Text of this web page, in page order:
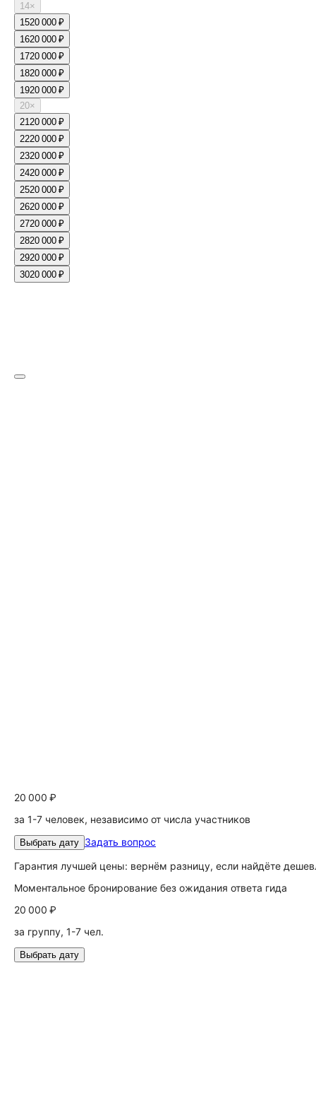
14×
1520 000 ₽
1620 000 ₽
1720 000 ₽
1820 000 ₽
1920 000 ₽
20×
2120 000 ₽
2220 000 ₽
2320 000 ₽
2420 000 ₽
2520 000 ₽
2620 000 ₽
2720 000 ₽
2820 000 ₽
2920 000 ₽
3020 000 ₽
20 000 ₽
за 1-7 человек, независимо от числа участников
Выбрать дату Задать вопрос
Гарантия лучшей цены: вернём разницу, если найдёте
Моментальное бронирование без ожидания ответа гида
20 000 ₽
за группу, 1-7 чел.
Выбрать дату